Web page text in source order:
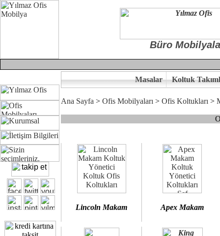
Büro
Ofisinizin dekorasyonunda ergonomi ve kaliteye önem
Çünkü sitemizde bulunan seçkin bürosit, goldsit ve modern
Size yakışan ofis koltuk tasarımına gelin birlikte karar verelim.
Kalite ve ergonomiyi arıyanların tercihi...Yılmaz Büro Mobilya
Masalar Koltuk
Ana Sayfa > Ofis Mobilyaları > Ofis Koltukları >
Lincoln Makam Apex Makam